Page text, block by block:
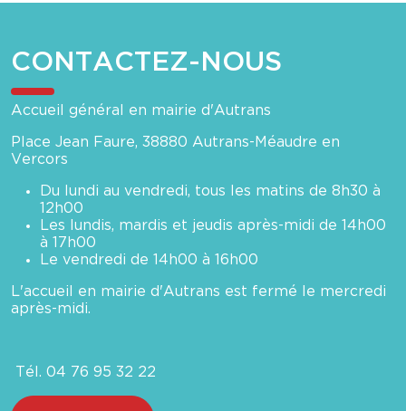
CONTACTEZ-NOUS
Accueil général en mairie d'Autrans
Place Jean Faure, 38880 Autrans-Méaudre en
Vercors
Du lundi au vendredi, tous les matins de 8h30 à
12h00
Les lundis, mardis et jeudis après-midi de 14h00
à 17h00
Le vendredi de 14h00 à 16h00
L'accueil en mairie d'Autrans est fermé le mercredi
après-midi.
Tél. 04 76 95 32 22